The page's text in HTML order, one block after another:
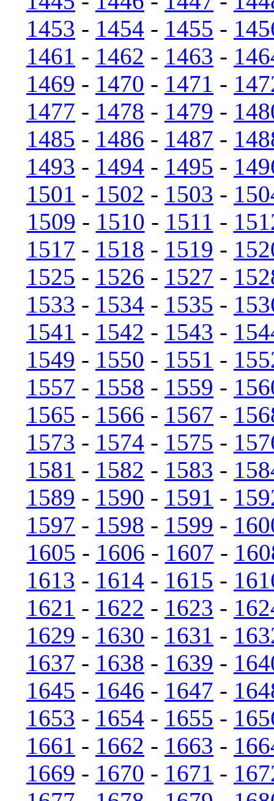
1453 - 1454 - 1455 -
1461 - 1462 - 1463 -
1469 - 1470 - 1471 -
1477 - 1478 - 1479 -
1485 - 1486 - 1487 -
1493 - 1494 - 1495 -
1501 - 1502 - 1503 -
1509 - 1510 - 1511 -
1517 - 1518 - 1519 -
1525 - 1526 - 1527 -
1533 - 1534 - 1535 -
1541 - 1542 - 1543 -
1549 - 1550 - 1551 -
1557 - 1558 - 1559 -
1565 - 1566 - 1567 -
1573 - 1574 - 1575 -
1581 - 1582 - 1583 -
1589 - 1590 - 1591 -
1597 - 1598 - 1599 -
1605 - 1606 - 1607 -
1613 - 1614 - 1615 -
1621 - 1622 - 1623 -
1629 - 1630 - 1631 -
1637 - 1638 - 1639 -
1645 - 1646 - 1647 -
1653 - 1654 - 1655 -
1661 - 1662 - 1663 -
1669 - 1670 - 1671 -